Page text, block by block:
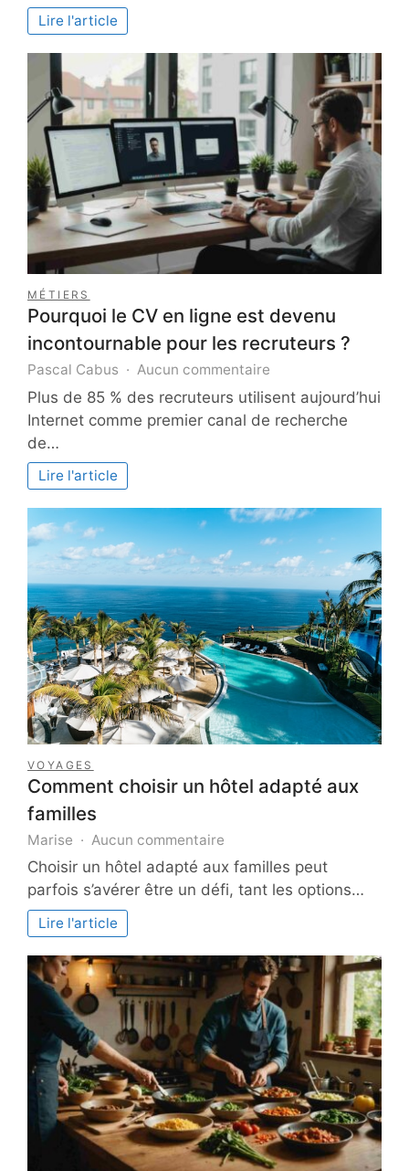
un
jardin
précis
Lire l'article
MÉTIERS
Pourquoi le CV en ligne est devenu
incontournable pour les recruteurs ?
Pascal Cabus Aucun commentaire
Pourquoi
le
CV
devenu
incontournable
pour
les
recruteurs
?
Plus de 85 % des recruteurs utilisent aujourd’hui
Internet comme premier canal de recherche
de…
Lire l'article
VOYAGES
Comment choisir un hôtel adapté aux
familles
Marise Aucun commentaire
Comment
choisir
un
aux
familles
Choisir un hôtel adapté aux familles peut
parfois s’avérer être un défi, tant les options…
Lire l'article